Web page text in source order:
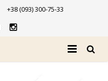
+38 (093) 300-75-33